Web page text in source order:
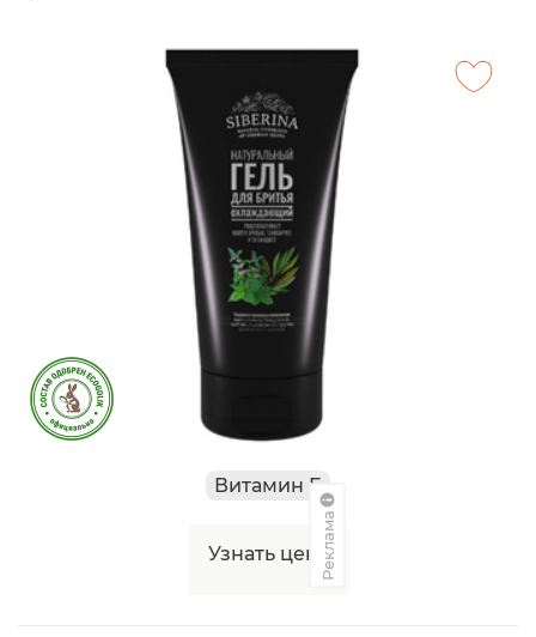
Витамин Е
Узнать ценуРеклама